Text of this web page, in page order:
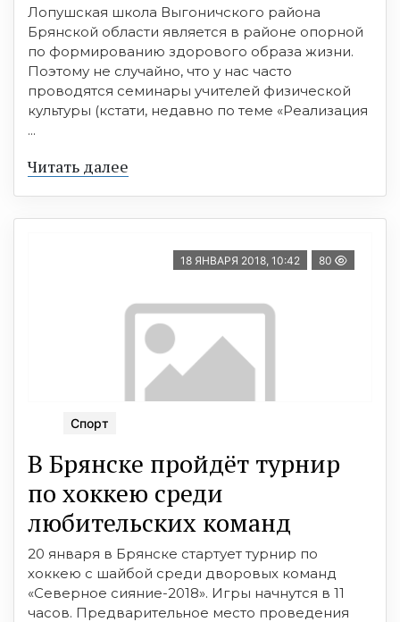
Лопушская школа Выгоничского района
Брянской области является в районе опорной
по формированию здорового образа жизни.
Поэтому не случайно, что у нас часто
проводятся семинары учителей физической
культуры (кстати, недавно по теме «Реализация
...
Читать далее
18 ЯНВАРЯ 2018, 10:42 80
Спорт
В Брянске пройдёт турнир
по хоккею среди
любительских команд
20 января в Брянске стартует турнир по
хоккею с шайбой среди дворовых команд
«Северное сияние-2018». Игры начнутся в 11
часов. Предварительное место проведения